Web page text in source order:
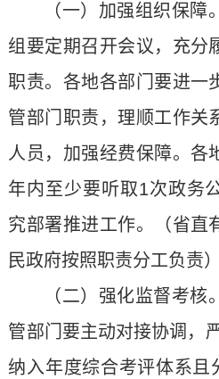
（一）加强组织保
组要定期召开会议，充分
职责。各地各部门要进一
管部门职责，理顺工作关
人员，加强经费保障。各
年内至少要听取1次政务
究部署推进工作。（省直
民政府按照职责分工负责）
（二）强化监督考
管部门要主动对接协调，
纳入年度综合考评体系且